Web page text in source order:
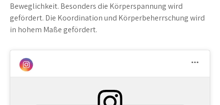
Beweglichkeit. Besonders die Körperspannung wird
gefördert. Die Koordination und Körperbeherrschung wird
in hohem Maße gefördert.